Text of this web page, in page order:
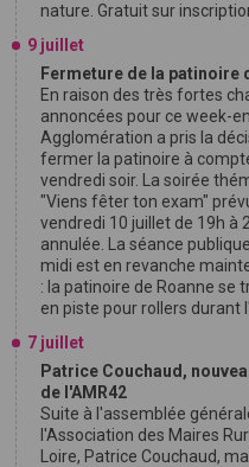
nature. Gratuit sur
9 juillet
Fermeture de la patinoire
En raison des très fortes
annoncées pour ce week-
Agglomération a pris la
fermer la patinoire à
vendredi soir. La soirée
"Viens fêter ton exam"
vendredi 10 juillet de 19h à
annulée. La séance
midi est en revanche
: la patinoire de Roanne se
en piste pour rollers durant
7 juillet
Patrice Couchaud,
de l'AMR42
Suite à l'assemblée
l'Association des Maires
Loire, Patrice Couchaud,